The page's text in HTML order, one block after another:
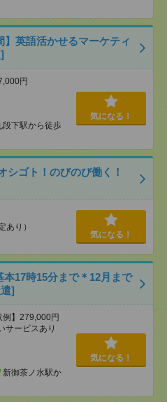
】英語活かせるマーケティ
円
段下駅から徒歩
気になる！
ゴト！のびのび働く！
あり）
気になる！
17時15分まで＊12月まで
]
】279,000円
サービスあり
新御茶ノ水駅か
気になる！